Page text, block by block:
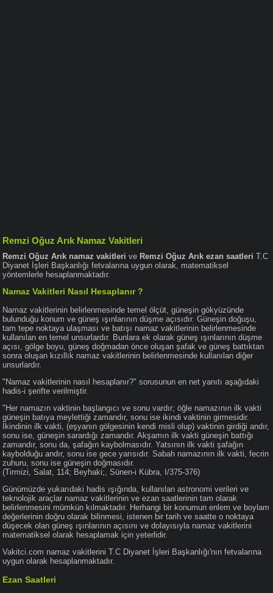
Remzi Oğuz Arık Namaz Vakitleri
Remzi Oğuz Arık namaz vakitleri ve Remzi Oğuz Arık ezan saatleri T.C
Diyanet İşleri Başkanlığı fetvalarına uygun olarak, matematiksel
yöntemlerle hesaplanmaktadır.
Namaz Vakitleri Nasıl Hesaplanır ?
Namaz vakitlerinin belirlenmesinde temel ölçüt, güneşin gökyüzünde
bulunduğu konum ve güneş ışınlarının düşme açısıdır. Güneşin doğuşu,
tam tepe noktaya ulaşması ve batışı namaz vakitlerinin belirlenmesinde
kullanılan en temel unsurlardır. Bunlara ek olarak güneş ışınlarının düşme
açısı, gölge boyu, güneş doğmadan önce oluşan şafak ve güneş battıktan
sonra oluşan kızıllık namaz vakitlerinin belirlenmesinde kullanılan diğer
unsurlardır.
"Namaz vakitlerinin nasıl hesaplanır?" sorusunun en net yanıtı aşağıdaki
hadis-i şerifte verilmiştir.
"Her namazın vaktinin başlangıcı ve sonu vardır; öğle namazının ilk vakti
güneşin batıya meylettiği zamandır, sonu ise ikindi vaktinin girmesidir.
İkindinin ilk vakti, (eşyanın gölgesinin kendi misli olup) vaktinin girdiği andır,
sonu ise, güneşin sarardığı zamandır. Akşamın ilk vakti güneşin battığı
zamandır, sonu da, şafağın kaybolmasıdır. Yatsının ilk vakti şafağın
kaybolduğu andır, sonu ise gece yarısıdır. Sabah namazının ilk vakti, fecrin
zuhuru, sonu ise güneşin doğmasıdır.
(Tirmizi, Salat, 114; Beyhaki;, Sünen-i Kübra, I/375-376)
Günümüzde yukarıdaki hadis ışığında, kullanılan astronomi verileri ve
teknolojik araçlar namaz vakitlerinin ve ezan saatlerinin tam olarak
belirlenmesini mümkün kılmaktadır. Herhangi bir konumun enlem ve boylam
değerlerinin doğru olarak bilinmesi, istenen bir tarih ve saatte o noktaya
düşecek olan güneş ışınlarının açısını ve dolayısıyla namaz vakitlerini
matematiksel olarak hesaplamak için yeterlidir.
Vakitci.com namaz vakitlerini T.C Diyanet İşleri Başkanlığı'nın fetvalarına
uygun olarak hesaplanmaktadır.
Ezan Saatleri